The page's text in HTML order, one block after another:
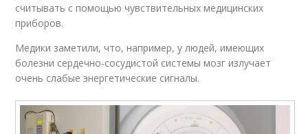
считывать с помощью чувствительных медицинских
приборов.
Медики заметили, что, например, у людей, имеющих
болезни сердечно-сосудистой системы мозг излучает
очень слабые энергетические сигналы.